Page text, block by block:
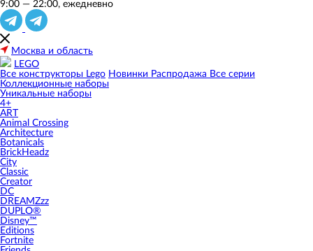
9:00 — 22:00, ежедневно
Москва и область
LEGO
Все конструкторы Lego Новинки Распродажа Все серии
Коллекционные наборы
Уникальные наборы
4+
ART
Animal Crossing
Architecture
Botanicals
BrickHeadz
City
Classic
Creator
DC
DREAMZzz
DUPLO®
Disney™
Editions
Fortnite